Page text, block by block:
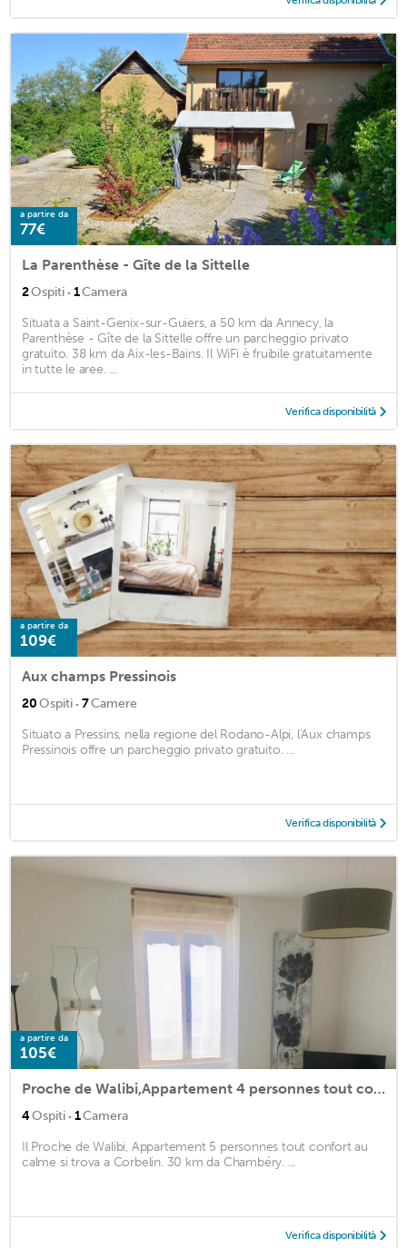
a partire da
77€
La Parenthèse - Gîte de la Sittelle
2Ospiti · 1Camera
Situata a Saint-Genix-sur-Guiers, a 50 km da Annecy, la
Parenthèse - Gîte de la Sittelle offre un parcheggio privato
gratuito. 38 km da Aix-les-Bains. Il WiFi è fruibile gratuitamente
in tutte le aree. ...
Verifica disponibilità
a partire da
109€
Aux champs Pressinois
20Ospiti · 7Camere
Situato a Pressins, nella regione del Rodano-Alpi, l'Aux champs
Pressinois offre un parcheggio privato gratuito. ...
Verifica disponibilità
a partire da
105€
Proche de Walibi,Appartement 4 personnes tout confort au calme
4Ospiti · 1Camera
Il Proche de Walibi, Appartement 5 personnes tout confort au
calme si trova a Corbelin. 30 km da Chambéry. ...
Verifica disponibilità